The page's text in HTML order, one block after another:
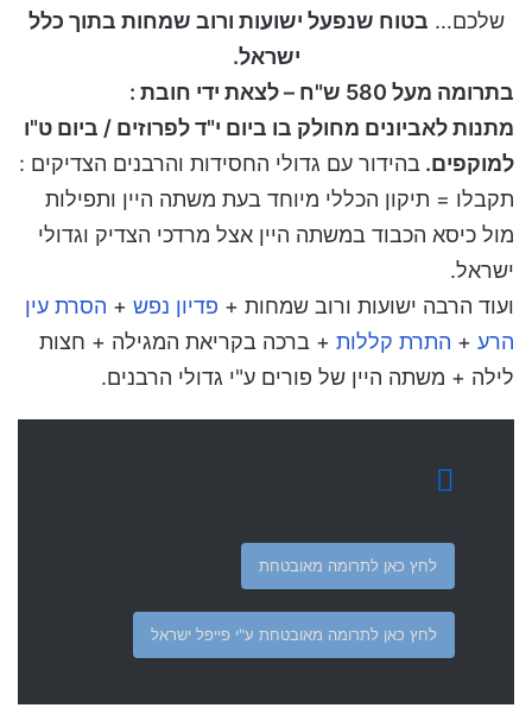
שלכם… בטוח שנפעל ישועות ורוב שמחות בתוך כלל
ישראל.
בתרומה מעל 580 ש"ח – לצאת ידי חובת :
מתנות לאביונים מחולק בו ביום י"ד לפרוזים / ביום ט"ו
למוקפים. בהידור עם גדולי החסידות והרבנים הצדיקים :
תקבלו = תיקון הכללי מיוחד בעת משתה היין ותפילות
מול כיסא הכבוד במשתה היין אצל מרדכי הצדיק וגדולי
ישראל.
ועוד הרבה ישועות ורוב שמחות + פדיון נפש + הסרת עין
הרע + התרת קללות + ברכה בקריאת המגילה + חצות
לילה + משתה היין של פורים ע"י גדולי הרבנים.
לחץ כאן לתרומה מאובטחת
לחץ כאן לתרומה מאובטחת ע"י פייפל ישראל